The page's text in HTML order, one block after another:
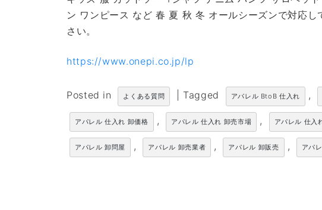
ン ワンピース など 春 夏 秋 冬 オールシーズンで対応
さい。
https://www.onepi.co.jp/lp
Posted in よくある質問 Tagged アパレル BtoB 仕入れ ,
アパレル 仕入れ 卸価格 , アパレル 仕入れ 卸売市場 , アパレル 仕入
アパレル 卸問屋 , アパレル 卸売業者 , アパレル 卸販売 , アパ